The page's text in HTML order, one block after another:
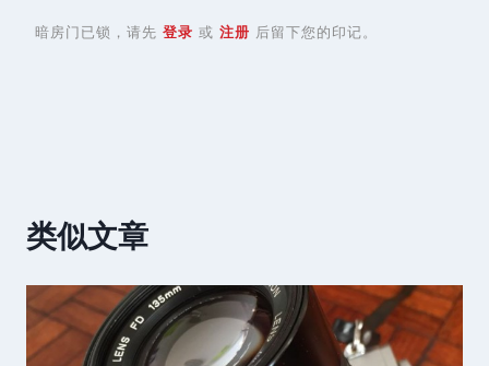
暗房门已锁，请先 登录 或 注册 后留下您的印记。
类似文章